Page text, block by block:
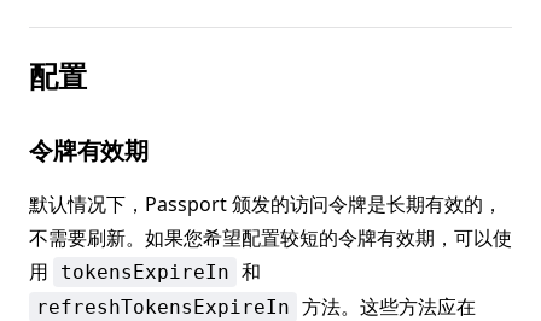
配置
令牌有效期
默认情况下，Passport 颁发的访问令牌是长期有效的，
不需要刷新。如果您希望配置较短的令牌有效期，可以使
用
tokensExpireIn 和
refreshTokensExpireIn 方法。这些方法应在